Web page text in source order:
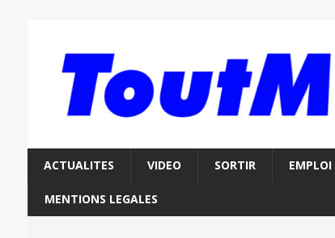
ACTUALITES VIDEO SORTIR EMPLOI
MENTIONS LEGALES